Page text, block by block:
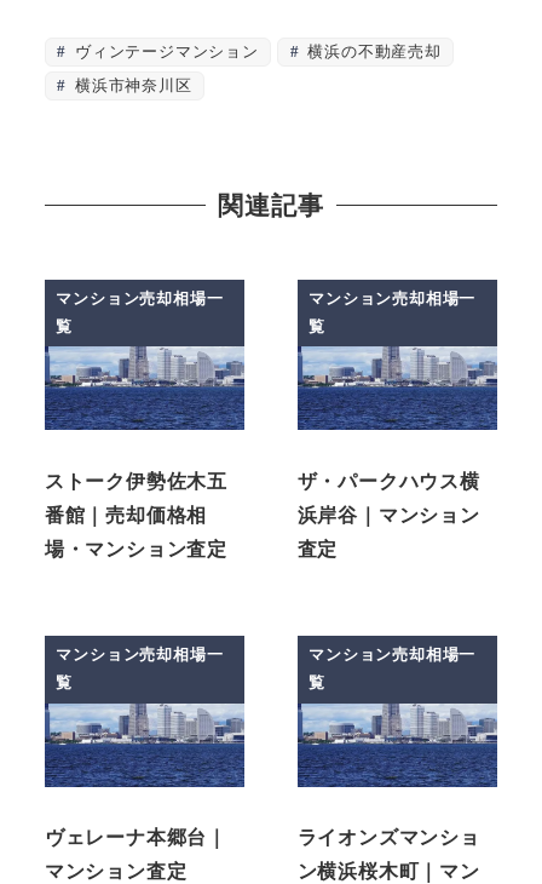
ヴィンテージマンション
横浜の不動産売却
横浜市神奈川区
関連記事
マンション売却相場一
覧
ストーク伊勢佐木五
番館｜売却価格相
場・マンション査定
マンション売却相場一
覧
ザ・パークハウス横
浜岸谷｜マンション
査定
マンション売却相場一
覧
ヴェレーナ本郷台｜
マンション査定
マンション売却相場一
覧
ライオンズマンショ
ン横浜桜木町｜マン